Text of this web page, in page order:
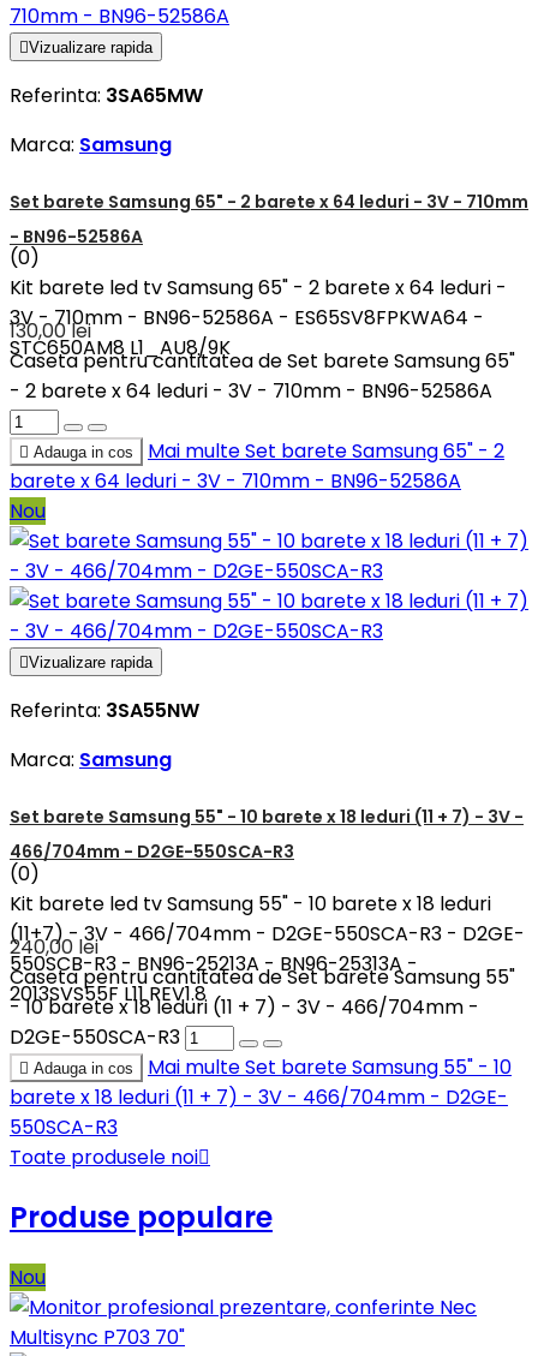
Vizualizare rapida
Referinta: 3SA65MW
Marca: Samsung
Set barete Samsung 65" - 2 barete x 64 leduri - 3V - 710mm
- BN96-52586A
(0)
Kit barete led tv Samsung 65" - 2 barete x 64 leduri -
3V - 710mm - BN96-52586A - ES65SV8FPKWA64 -
STC650AM8 L1_AU8/9K
130,00 lei
Caseta pentru cantitatea de Set barete Samsung 65"
- 2 barete x 64 leduri - 3V - 710mm - BN96-52586A
 Adauga in cos Mai multeSet barete Samsung 65" - 2
barete x 64 leduri - 3V - 710mm - BN96-52586A
Nou
Vizualizare rapida
Referinta: 3SA55NW
Marca: Samsung
Set barete Samsung 55" - 10 barete x 18 leduri (11 + 7) - 3V -
466/704mm - D2GE-550SCA-R3
(0)
Kit barete led tv Samsung 55" - 10 barete x 18 leduri
(11+7) - 3V - 466/704mm - D2GE-550SCA-R3 - D2GE-
550SCB-R3 - BN96-25213A - BN96-25313A -
2013SVS55F L11 REV1.8
240,00 lei
Caseta pentru cantitatea de Set barete Samsung 55"
- 10 barete x 18 leduri (11 + 7) - 3V - 466/704mm -
D2GE-550SCA-R3
 Adauga in cos Mai multeSet barete Samsung 55" - 10
barete x 18 leduri (11 + 7) - 3V - 466/704mm - D2GE-
550SCA-R3
Toate produsele noi
Produse populare
Nou